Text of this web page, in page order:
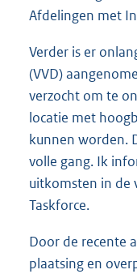
Afdelingen met
Verder is er
(VVD)
verzocht om te
locatie met
kunnen worden.
volle gang. Ik
uitkomsten in de
Taskforce.
Door de recente
plaatsing en